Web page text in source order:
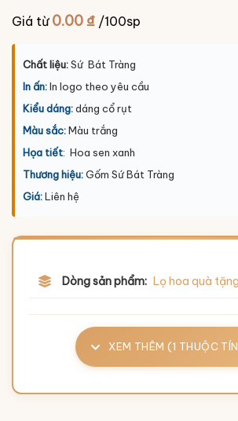
Giá từ 0.00₫ /100sp
Chất liệu:Sứ Bát Tràng
In ấn:In logo theo yêu cầu
Kiểu dáng:dáng cổ rụt
Màu sắc:Màu trắng
Họa tiết: Hoa sen xanh
Thương hiệu:Gốm Sứ Bát Tràng
Giá:Liên hệ
Dòng sản phẩm: Lọ hoa quà
XEM THÊM (1 THUỘC